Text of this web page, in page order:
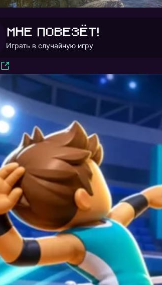
Мне повезёт!
Играть в случайную игру